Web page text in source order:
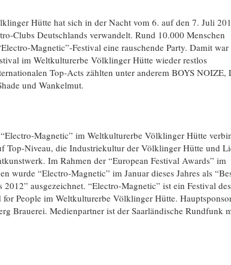
Hütte hat sich in der Nacht vom 6. auf den 7. Juli
Clubs Deutschlands verwandelt. Rund 10.000 Menschen
Magnetic”-Festival eine rauschende Party. Damit war
im Weltkulturerbe Völklinger Hütte wieder restlos
Top-Acts zählten unter anderem BOYS NOIZE,
und Wankelmut.
Magnetic” im Weltkulturerbe Völklinger Hütte
Top-Niveau, die Industriekultur der Völklinger Hütte und
Im Rahmen der “European Festival Awards” im
wurde “Electro-Magnetic” im Januar dieses Jahres als
2012” ausgezeichnet. “Electro-Magnetic” ist ein Festival des
for People im Weltkulturerbe Völklinger Hütte.
Brauerei. Medienpartner ist der Saarländische Rundfunk